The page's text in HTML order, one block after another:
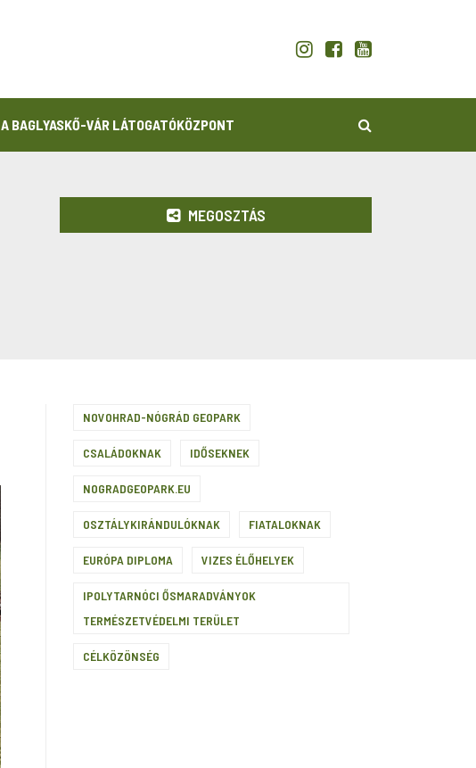
A BAGLYASKŐ-VÁR LÁTOGATÓKÖZPONT
MEGOSZTÁS
NOVOHRAD-NÓGRÁD GEOPARK
CSALÁDOKNAK IDŐSEKNEK
NOGRADGEOPARK.EU
OSZTÁLYKIRÁNDULÓKNAK FIATALOKNAK
EURÓPA DIPLOMA VIZES ÉLŐHELYEK
IPOLYTARNÓCI ŐSMARADVÁNYOK
TERMÉSZETVÉDELMI TERÜLET
CÉLKÖZÖNSÉG